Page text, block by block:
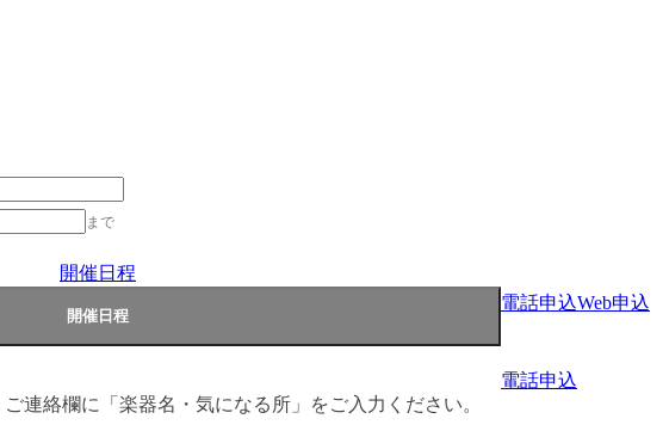
まで
開催日程
電話申込Web申込
連絡欄に「楽器名・気になる所」をご入力ください。
電話申込